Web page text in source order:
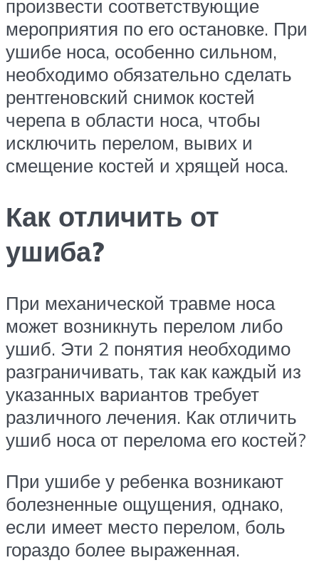
произвести соответствующие
мероприятия по его остановке. При
ушибе носа, особенно сильном,
необходимо обязательно сделать
рентгеновский снимок костей
черепа в области носа, чтобы
исключить перелом, вывих и
смещение костей и хрящей носа.
Как отличить от
ушиба?
При механической травме носа
может возникнуть перелом либо
ушиб. Эти 2 понятия необходимо
разграничивать, так как каждый из
указанных вариантов требует
различного лечения. Как отличить
ушиб носа от перелома его костей?
При ушибе у ребенка возникают
болезненные ощущения, однако,
если имеет место перелом, боль
гораздо более выраженная.